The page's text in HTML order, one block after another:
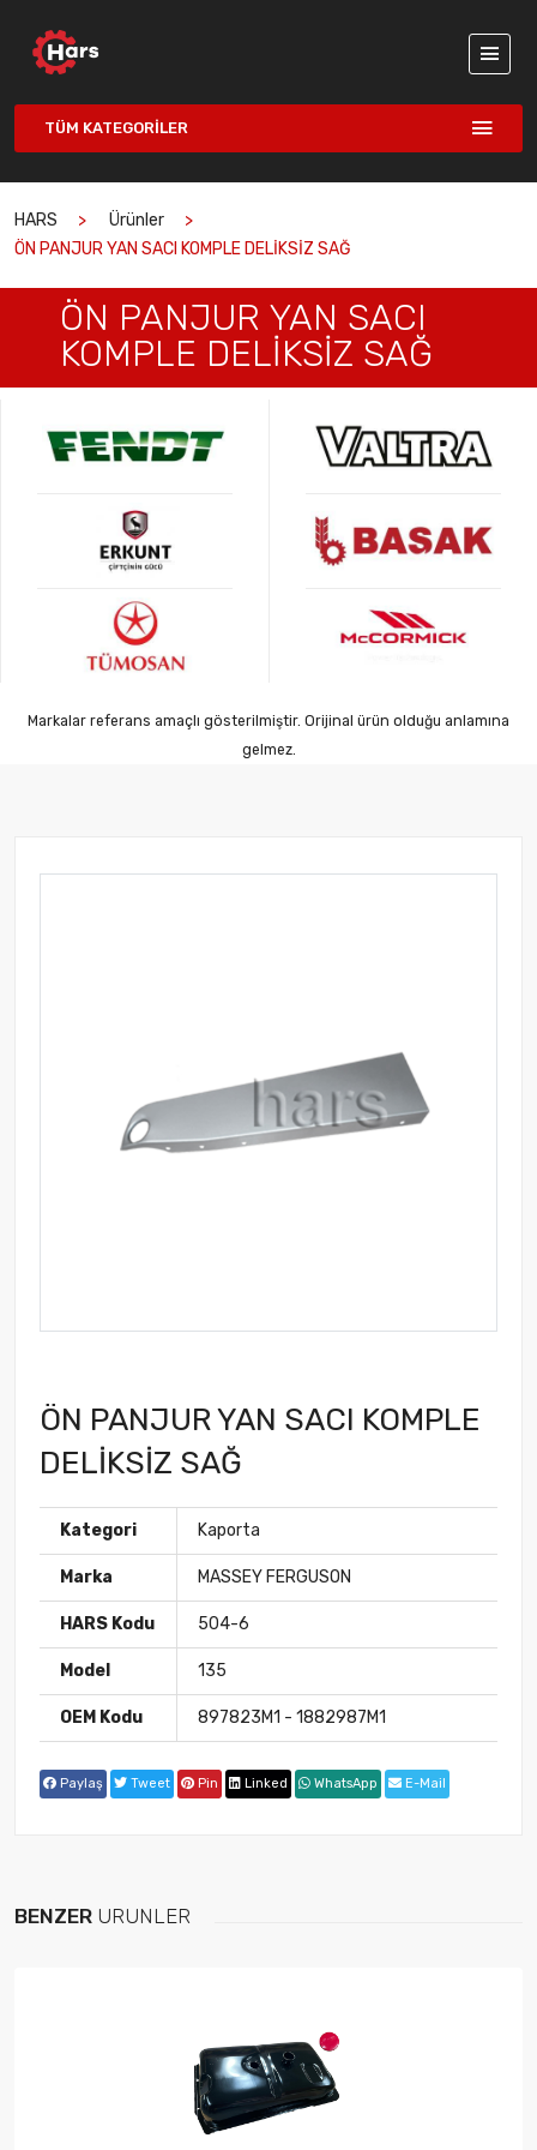
TÜM KATEGORILER
HARS
Ürünler
ÖN PANJUR YAN SACI KOMPLE DELİKSİZ SAĞ
ÖN PANJUR YAN SACI
KOMPLE DELİKSİZ SAĞ
Markalar referans amaçlı gösterilmiştir. Orijinal ürün olduğu anlamına
gelmez.
ÖN PANJUR YAN SACI KOMPLE
DELİKSİZ SAĞ
Kategori Kaporta
Marka MASSEY FERGUSON
HARS Kodu 504-6
Model 135
OEM Kodu 897823M1 - 1882987M1
Paylaş Tweet Pin Linked WhatsApp E-Mail
BENZER ÜRÜNLER